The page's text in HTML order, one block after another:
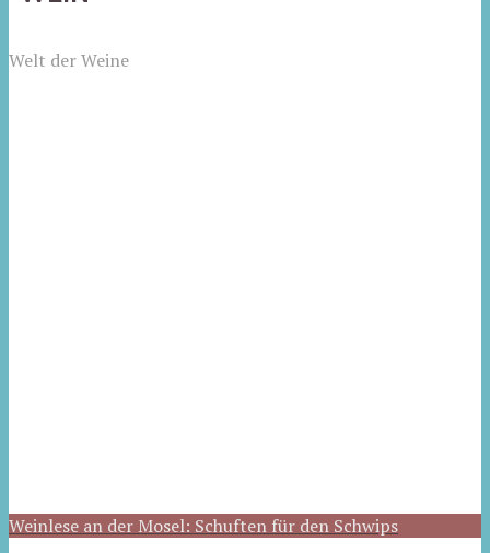
Welt der Weine
Weinlese an der Mosel: Schuften für den Schwips